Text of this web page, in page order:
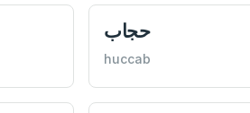
حجاب
huccab